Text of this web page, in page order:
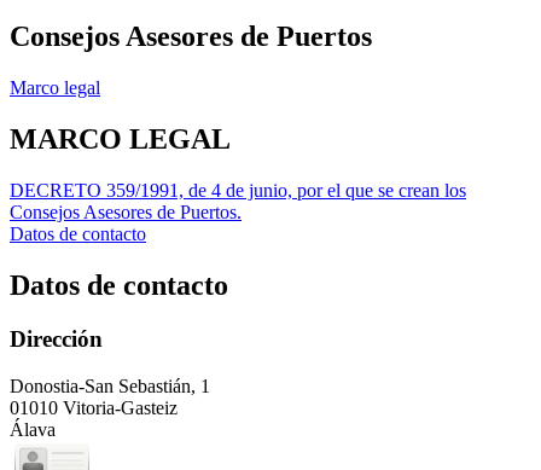
Consejos Asesores de Puertos
Marco legal
MARCO LEGAL
DECRETO 359/1991, de 4 de junio, por el que se crean los
Consejos Asesores de Puertos.
Datos de contacto
Datos de contacto
Dirección
Donostia-San Sebastián, 1
01010 Vitoria-Gasteiz
Álava